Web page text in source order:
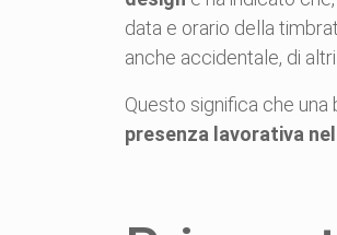
data e orario della
anche accidentale, di
Questo significa che
presenza lavorativa